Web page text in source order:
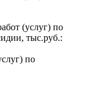
(услуг) по
тыс.руб.:
по